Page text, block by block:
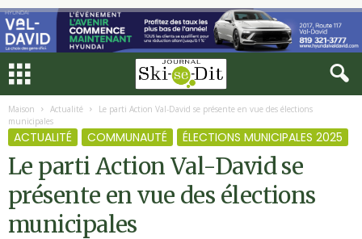
Maison Actualité
Le parti Action Val-David se présente en vue des élections
municipales
ACTUALITÉ COMMUNAUTÉ ÉLECTIONS MUNICIPALES 2025
Le parti Action Val-David se
présente en vue des élections
municipales